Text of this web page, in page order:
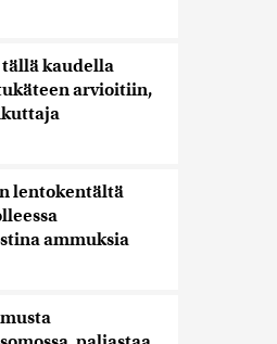
kaudella
arvioitiin,
lentokentältä
ammuksia